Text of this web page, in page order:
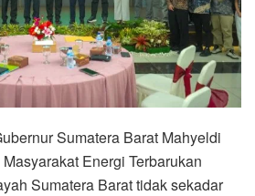
Sumatera Barat Mahyeldi
Energi Terbarukan
Sumatera Barat tidak sekadar